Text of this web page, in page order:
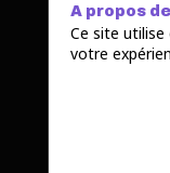
lesbienne,
trans (Inter-
A propos
Ce site
votre